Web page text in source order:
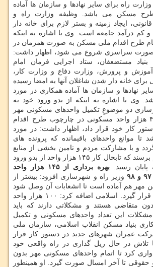
وزارت راه برای سایر نهادها و سازمان ها آماده
مسكن می باشد. وظیفه وزارت راه و
ایجاد زمینه و بستر لازم برای خانه دار
كم درآمد جامعه است. وی با اشاره به اینكه
نام طرح اقدام ملی مسكن به صورت همزمان در
سراسری شروع می شود، اظهار داشت:
بنیاد مستضعفان، ستاد اجرایی فرمان امام
و پرورش، وزارت دفاع و وزارت كار،
برای خانه دار شدن شاغلان آنها به امضا رسیده
نهادها و سازمان ها آماده همكاری در مورد
با اشاره به اینكه از بدو ورود خود به
دو موضوعِ تكمیل واحدهای مسكونی مهر
و همینطور تولید ۴۰۰ هزار واحد مسكونی در چارچوب طرح اقدام
كار خود قرار داد، اظهار داشت: در مورد
موانع واحدهای باقیمانده كه پرونده های
و با مشاركت مردم و تامین بخشی از منابع
مالی واحدها به اتمام برسند كه تابحال كار ۱۴۵ هزار واحد از بدو ورود
پایان رسید.
بهره برداری از ۱۴۵ هزار واحد
وزیر راه و شهرسازی افزود: بیشتر از
مهر هم آماده است تا انشعابات آن وصل شود
و مورد بهره برداری قرار گیرد. اسلامی اضافه كرد: ۱۰۰ هزار واحد
متقاضی هستند و مشكلاتی دارند كه باید
این تعداد واحدهای مسكونی و تكمیل
بنیاد مسكن انقلاب اسلامی، سازمان ملی
عمران شهرهای جدید در دستور كار قرار
تلاش در حال ریل گذاری در راه واقعی خود
كرد تا اتمام واحدهای مسكونی مهر بدون
حقوقی تا آخر امسال صورت گیرد. او همینطور